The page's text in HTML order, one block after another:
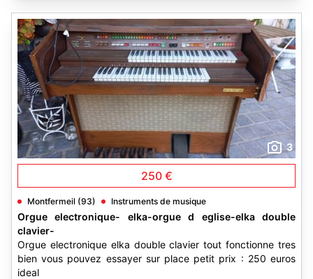
3
250 €
Montfermeil (93) Instruments de musique
Orgue electronique- elka-orgue d eglise-elka double
clavier-
Orgue electronique elka double clavier tout fonctionne tres
bien vous pouvez essayer sur place petit prix : 250 euros
ideal